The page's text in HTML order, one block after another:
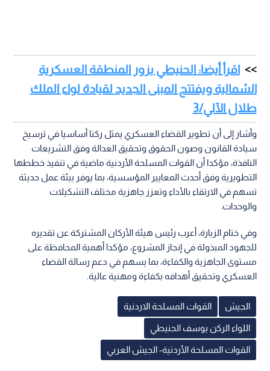
اقرأ أيضا: الحنيطي يزور المنطقة العسكرية
الشمالية ويفتتح المبنى الجديد لقيادة لواء الملك
طلال الآلي/3
وأشار إلى أن تطوير القضاء العسكري يمثل ركنا أساسيا في ترسيخ
سيادة القانون وصون الحقوق وتحقيق العدالة وفق التشريعات
النافذة، مؤكدا أن القوات المسلحة الأردنية ماضية في تنفيذ خططها
التطويرية وفق أحدث المعايير المؤسسية، بما يوفر بيئة عمل حديثة
تسهم في الارتقاء بالأداء وتعزز جاهزية مختلف التشكيلات
والوحدات.
وفي ختام الزيارة، أعرب رئيس هيئة الأركان المشتركة عن تقديره
للجهود المبذولة في إنجاز المشروع، مؤكدا أهمية المحافظة على
مستوى الجاهزية والكفاءة، بما يسهم في دعم رسالة القضاء
العسكري وتحقيق أهدافه بكفاءة ومهنية عالية.
الجيش القوات المسلحة الاردنية
اللواء الركن يوسف الحنيطي
القوات المسلحة الأردنية- الجيش العربي